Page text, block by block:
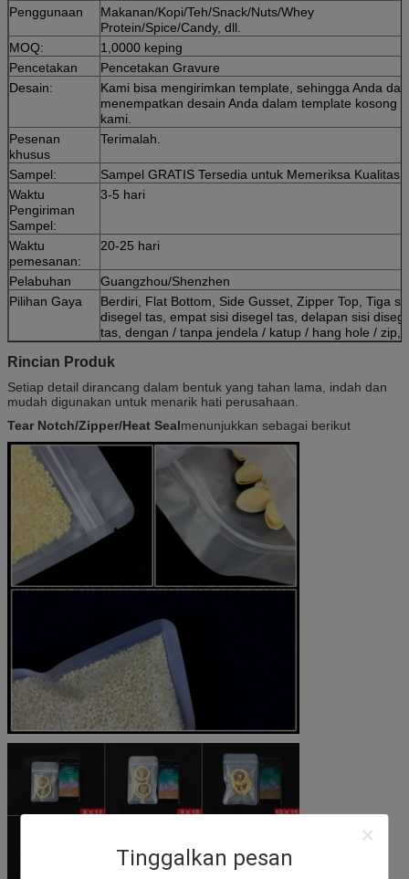
Tinggalkan pesan
Penggunaan
Makanan/Kopi/Teh/Snack/Nuts/Whey
Protein/Spice/Candy, dll.
MOQ:
1,0000 keping
Pencetakan
Pencetakan Gravure
Desain:
Kami bisa mengirimkan template, sehingga Anda
menempatkan desain Anda dalam template kosong
kami.
Pesenan
khusus
Terimalah.
Sampel:
Sampel GRATIS Tersedia untuk Memeriksa Kualitas
Waktu
Pengiriman
Sampel:
3-5 hari
Waktu
pemesanan:
20-25 hari
Pelabuhan
Guangzhou/Shenzhen
Pilihan Gaya
Berdiri, Flat Bottom, Side Gusset, Zipper Top, Tiga
disegel tas, empat sisi disegel tas, delapan sisi
tas, dengan / tanpa jendela / katup / hang hole / zip,
Rincian Produk
Setiap detail dirancang dalam bentuk yang tahan lama, indah dan
mudah digunakan untuk menarik hati perusahaan.
Tear Notch/Zipper/Heat Sealmenunjukkan sebagai berikut